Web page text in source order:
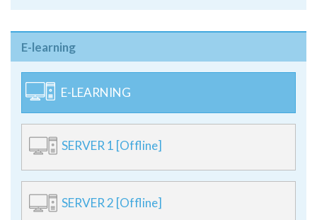
E-learning
E-LEARNING
SERVER 1 [Offline]
SERVER 2 [Offline]